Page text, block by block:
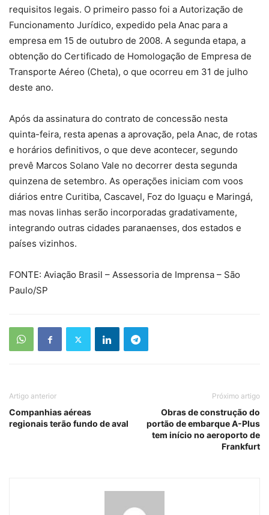
requisitos legais. O primeiro passo foi a Autorização de
Funcionamento Jurídico, expedido pela Anac para a
empresa em 15 de outubro de 2008. A segunda etapa, a
obtenção do Certificado de Homologação de Empresa de
Transporte Aéreo (Cheta), o que ocorreu em 31 de julho
deste ano.
Após da assinatura do contrato de concessão nesta
quinta-feira, resta apenas a aprovação, pela Anac, de rotas
e horários definitivos, o que deve acontecer, segundo
prevê Marcos Solano Vale no decorrer desta segunda
quinzena de setembro. As operações iniciam com voos
diários entre Curitiba, Cascavel, Foz do Iguaçu e Maringá,
mas novas linhas serão incorporadas gradativamente,
integrando outras cidades paranaenses, dos estados e
países vizinhos.
FONTE: Aviação Brasil – Assessoria de Imprensa – São
Paulo/SP
Artigo anterior
Companhias aéreas
regionais terão fundo de aval
Próximo artigo
Obras de construção do
portão de embarque A-Plus
tem início no aeroporto de
Frankfurt